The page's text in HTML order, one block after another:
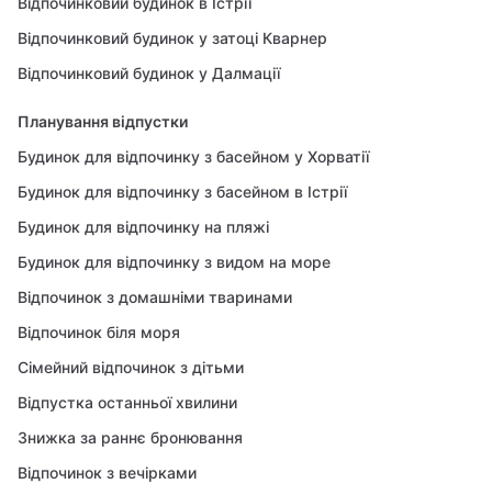
Відпочинковий будинок у затоці Кварнер
Відпочинковий будинок у Далмації
Планування відпустки
Будинок для відпочинку з басейном у Хорватії
Будинок для відпочинку з басейном в Істрії
Будинок для відпочинку на пляжі
Будинок для відпочинку з видом на море
Відпочинок з домашніми тваринами
Відпочинок біля моря
Сімейний відпочинок з дітьми
Відпустка останньої хвилини
Знижка за раннє бронювання
Відпочинок з вечірками